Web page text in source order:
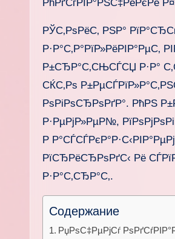
РћРґСѓРІР°РЅС‡РёРєРё
РЎС‚РѕРёС‚ РЅР°
Р·Р°С‚Р°РїР»РёРІР°РµС‚
Р±СЂР°С‚СЊСЃСЏ Р·Р°
СЌС‚Рѕ
РѕРіРѕСЂРѕРґР°. РћРЅ
Р·РµРјР»РµР№,
Р
РїСЂРёСЂРѕРґС‹ Рё
Р·Р°С‚СЂР°С‚.
Содержание
РџРѕС‡РµРјСѓ